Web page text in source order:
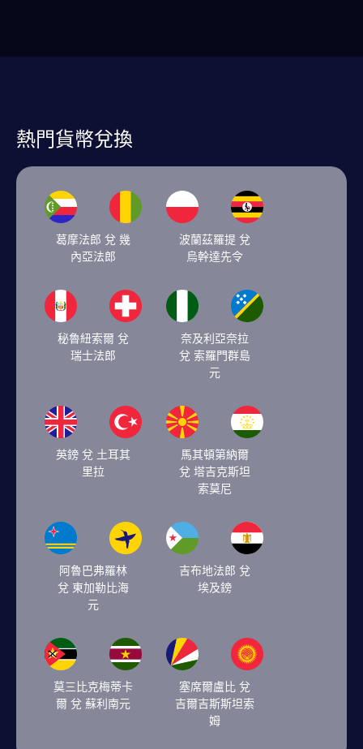
熱門貨幣兌換
葛摩法郎 兌 幾
內亞法郎
波蘭茲羅提 兌
烏幹達先令
秘魯紐索爾 兌
瑞士法郎
奈及利亞奈拉
兌 索羅門群島
元
英鎊 兌 土耳其
里拉
馬其頓第納爾
兌 塔吉克斯坦
索莫尼
阿魯巴弗羅林
兌 東加勒比海
元
吉布地法郎 兌
埃及鎊
莫三比克梅蒂卡
爾 兌 蘇利南元
塞席爾盧比 兌
吉爾吉斯斯坦索
姆